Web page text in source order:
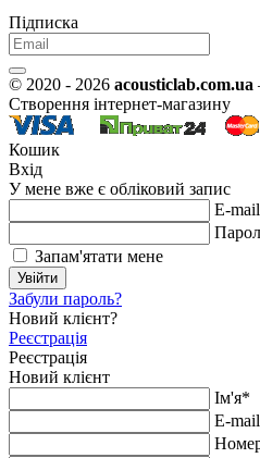
Підписка
© 2020 - 2026 acousticlab.com.ua
Створення інтернет-магазину
Кошик
Вхід
У мене вже є обліковий запис
E-mail
Запам'ятати мене
Увійти
Забули пароль?
Новий клієнт?
Реєстрація
Реєстрація
Новий клієнт
Ім'я*
E-